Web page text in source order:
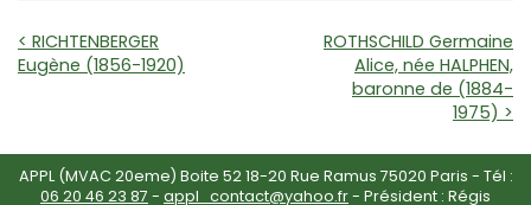
< RICHTENBERGER
Eugène (1856-1920)
ROTHSCHILD Germaine
Alice, née HALPHEN,
baronne de (1884-
1975) >
APPL (MVAC 20eme) Boite 52 18-20 Rue Ramus 75020 Paris - Tél :
06 20 46 23 87 - appl_contact@yahoo.fr- Président : Régis